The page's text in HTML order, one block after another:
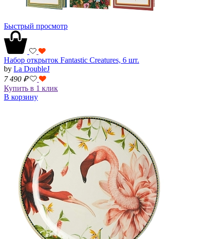
Быстрый просмотр
Набор открыток Fantastic Creatures, 6 шт.
by La DoubleJ
7 490 ₽
Купить в 1 клик
В корзину